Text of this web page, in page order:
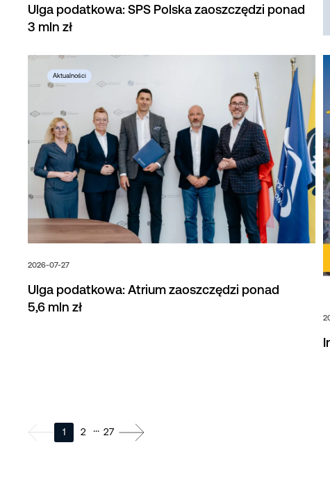
Ulga podatkowa: SPS Polska zaoszczędzi ponad
3 mln zł
2026-07-27
Ulga podatkowa: Atrium zaoszczędzi ponad
5,6 mln zł
1 2 ... 27